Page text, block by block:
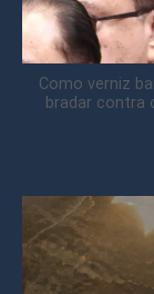
Como verniz
bradar contra